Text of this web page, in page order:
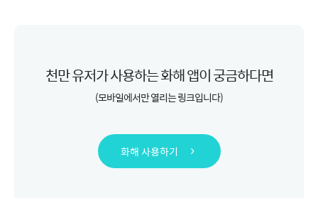
천만 유저가 사용하는 화해 앱이 궁금하다면
(모바일에서만 열리는 링크입니다)
화해 사용하기